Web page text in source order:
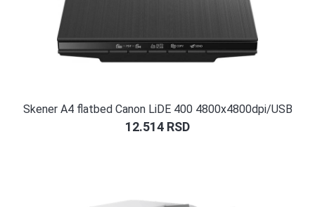
Skener A4 flatbed Canon LiDE 400 4800x4800dpi/USB
12.514 RSD